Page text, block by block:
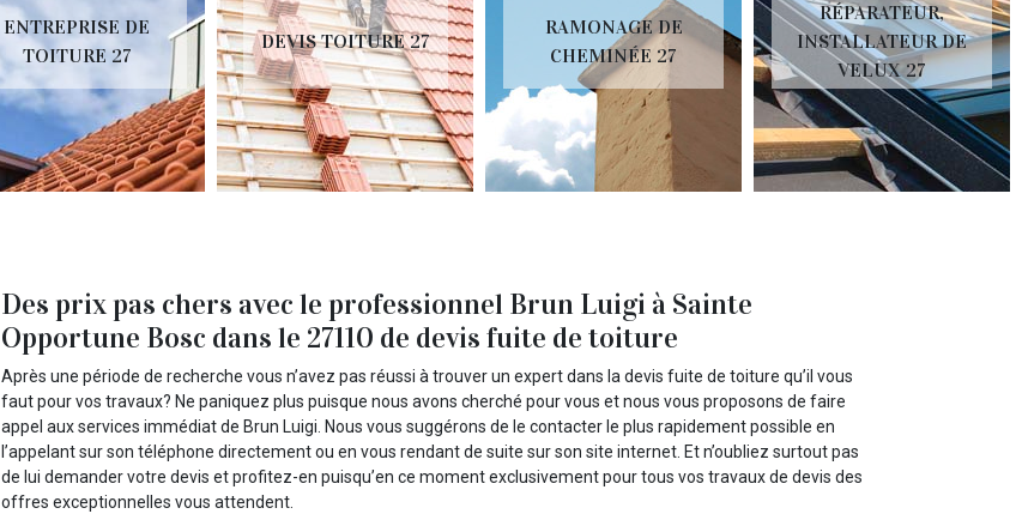
ENTREPRISE DE
TOITURE 27
DEVIS TOITURE 27
RAMONAGE DE
CHEMINÉE 27
RÉPARATEUR,
INSTALLATEUR DE
VELUX 27
Des prix pas chers avec le professionnel Brun Luigi à Sainte
Opportune Bosc dans le 27110 de devis fuite de toiture
Après une période de recherche vous n’avez pas réussi à trouver un expert dans la devis fuite de toiture qu’il vous
faut pour vos travaux? Ne paniquez plus puisque nous avons cherché pour vous et nous vous proposons de faire
appel aux services immédiat de Brun Luigi. Nous vous suggérons de le contacter le plus rapidement possible en
l’appelant sur son téléphone directement ou en vous rendant de suite sur son site internet. Et n’oubliez surtout pas
de lui demander votre devis et profitez-en puisqu’en ce moment exclusivement pour tous vos travaux de devis des
offres exceptionnelles vous attendent.